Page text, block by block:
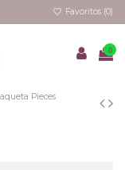
Favoritos (0)
0
Pieces